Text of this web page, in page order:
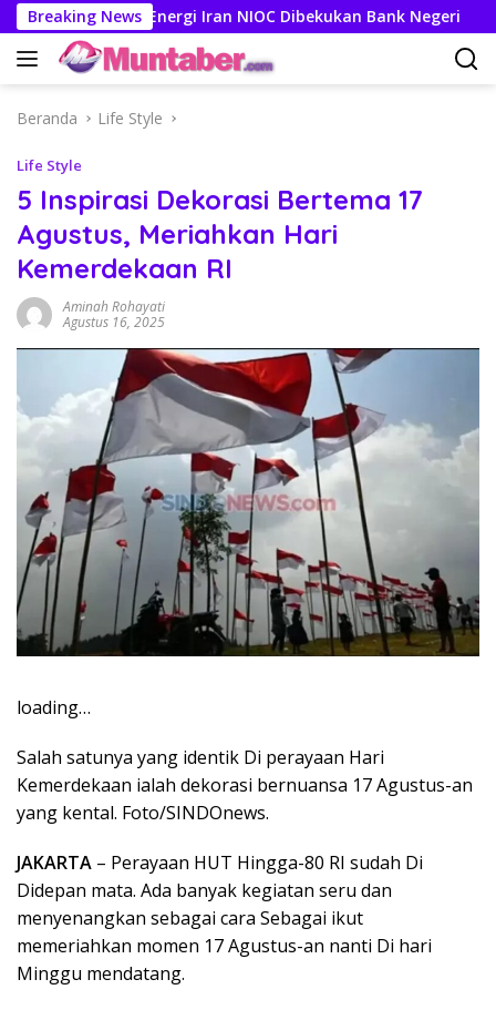
Langsung
ke
konten
Breaking News
Energi Iran NIOC Dibekukan Bank Negeri
Beranda Life Style
Life Style
5 Inspirasi Dekorasi Bertema 17
Agustus, Meriahkan Hari
Kemerdekaan RI
Aminah Rohayati
Agustus 16, 2025
loading…
Salah satunya yang identik Di perayaan Hari
Kemerdekaan ialah dekorasi bernuansa 17 Agustus-an
yang kental. Foto/SINDOnews.
JAKARTA – Perayaan HUT Hingga-80 RI sudah Di
Didepan mata. Ada banyak kegiatan seru dan
menyenangkan sebagai cara Sebagai ikut
memeriahkan momen 17 Agustus-an nanti Di hari
Minggu mendatang.